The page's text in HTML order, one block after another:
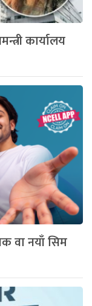
कार्यालय
वा नयाँ सिम